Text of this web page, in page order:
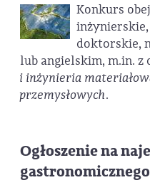
Konkurs
doktorskie,
lub angielskim, m.in.
i inżynieria
przemysłowych.
Ogłoszenie na
gastronomicznego